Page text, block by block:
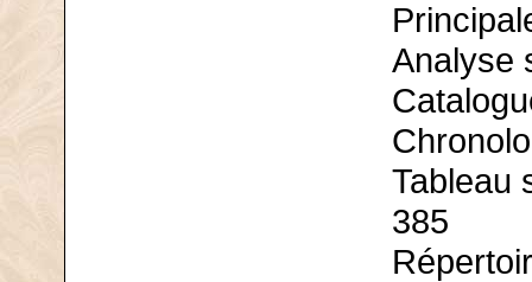
Analyse
Tableau
385